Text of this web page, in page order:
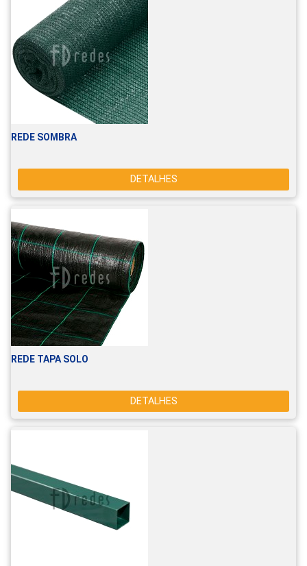
REDE SOMBRA
DETALHES
REDE TAPA SOLO
DETALHES